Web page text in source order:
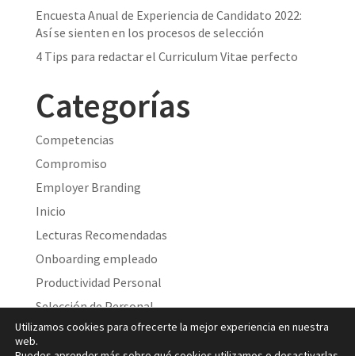
Encuesta Anual de Experiencia de Candidato 2022:
Así se sienten en los procesos de selección
4 Tips para redactar el Curriculum Vitae perfecto
Categorías
Competencias
Compromiso
Employer Branding
Inicio
Lecturas Recomendadas
Onboarding empleado
Productividad Personal
Selección de Personal
Sin categoría
Utilizamos cookies para ofrecerte la mejor experiencia en nuestra
web.